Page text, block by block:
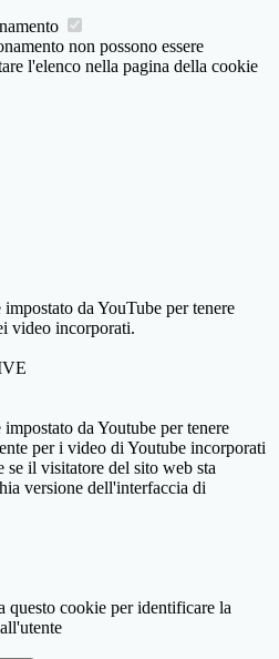
non possono essere
l'elenco nella pagina della cookie
da YouTube per tenere
video incorporati.
da Youtube per tenere
per i video di Youtube incorporati
se il visitatore del sito web sta
versione dell'interfaccia di
questo cookie per identificare la